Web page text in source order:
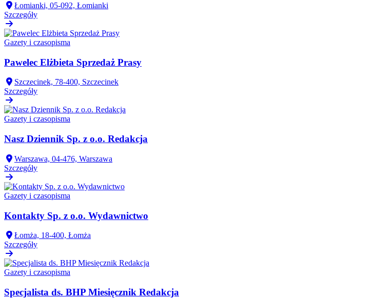
Łomianki, 05-092, Łomianki
Szczegóły
Gazety i czasopisma
Pawelec Elżbieta Sprzedaż Prasy
Szczecinek, 78-400, Szczecinek
Szczegóły
Gazety i czasopisma
Nasz Dziennik Sp. z o.o. Redakcja
Warszawa, 04-476, Warszawa
Szczegóły
Gazety i czasopisma
Kontakty Sp. z o.o. Wydawnictwo
Łomża, 18-400, Łomża
Szczegóły
Gazety i czasopisma
Specjalista ds. BHP Miesięcznik Redakcja